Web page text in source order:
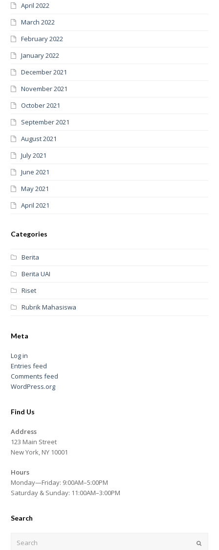
April 2022
March 2022
February 2022
January 2022
December 2021
November 2021
October 2021
September 2021
August 2021
July 2021
June 2021
May 2021
April 2021
Categories
Berita
Berita UAI
Riset
Rubrik Mahasiswa
Meta
Log in
Entries feed
Comments feed
WordPress.org
Find Us
Address
123 Main Street
New York, NY 10001
Hours
Monday—Friday: 9:00AM–5:00PM
Saturday & Sunday: 11:00AM–3:00PM
Search
Submit